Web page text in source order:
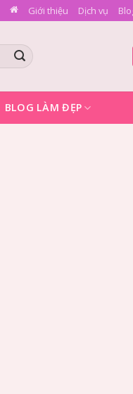
Giới thiệu Dịch vụ
BLOG LÀM ĐẸP